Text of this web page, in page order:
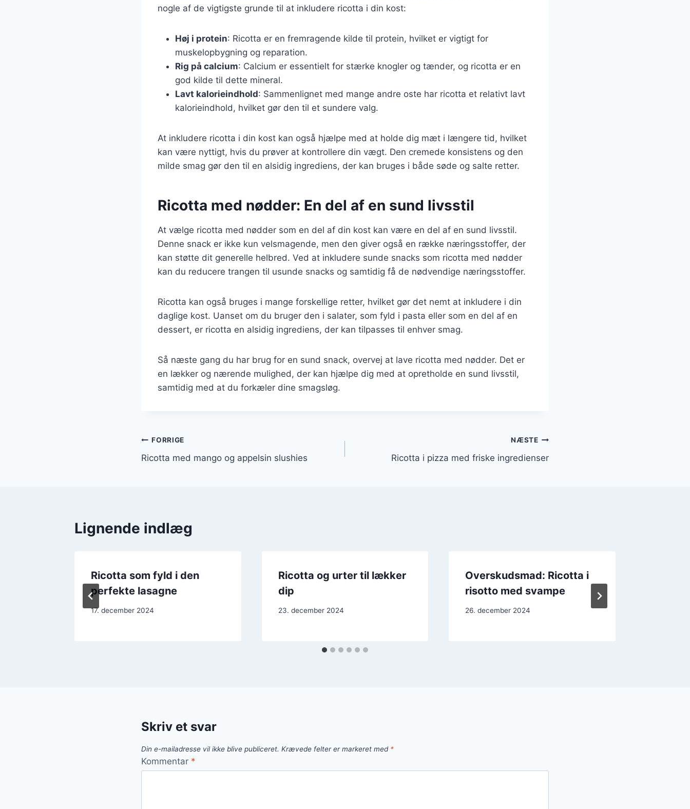
nogle af de vigtigste grunde til at inkludere ricotta i din kost:
Høj i protein: Ricotta er en fremragende kilde til protein, hvilket er vigtigt for
muskelopbygning og reparation.
Rig på calcium: Calcium er essentielt for stærke knogler og tænder, og ricotta er en
god kilde til dette mineral.
Lavt kalorieindhold: Sammenlignet med mange andre oste har ricotta et relativt lavt
kalorieindhold, hvilket gør den til et sundere valg.
At inkludere ricotta i din kost kan også hjælpe med at holde dig mæt i længere tid, hvilket
kan være nyttigt, hvis du prøver at kontrollere din vægt. Den cremede konsistens og den
milde smag gør den til en alsidig ingrediens, der kan bruges i både søde og salte retter.
Ricotta med nødder: En del af en sund livsstil
At vælge ricotta med nødder som en del af din kost kan være en del af en sund livsstil.
Denne snack er ikke kun velsmagende, men den giver også en række næringsstoffer, der
kan støtte dit generelle helbred. Ved at inkludere sunde snacks som ricotta med nødder
kan du reducere trangen til usunde snacks og samtidig få de nødvendige næringsstoffer.
Ricotta kan også bruges i mange forskellige retter, hvilket gør det nemt at inkludere i din
daglige kost. Uanset om du bruger den i salater, som fyld i pasta eller som en del af en
dessert, er ricotta en alsidig ingrediens, der kan tilpasses til enhver smag.
Så næste gang du har brug for en sund snack, overvej at lave ricotta med nødder. Det er
en lækker og nærende mulighed, der kan hjælpe dig med at opretholde en sund livsstil,
samtidig med at du forkæler dine smagsløg.
Indlægsnavigation
FORRIGE
Ricotta med mango og appelsin slushies
NÆSTE
Ricotta i pizza med friske ingredienser
Lignende indlæg
Ricotta som fyld i den
perfekte lasagne
17. december 2024
Ricotta og urter til lækker
dip
23. december 2024
Overskudsmad: Ricotta i
risotto med svampe
26. december 2024
Skriv et svar
Din e-mailadresse vil ikke blive publiceret. Krævede felter er markeret med *
Kommentar *